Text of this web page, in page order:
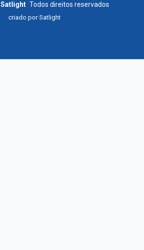
Satlight Todos direitos reservados
criado porSatlight